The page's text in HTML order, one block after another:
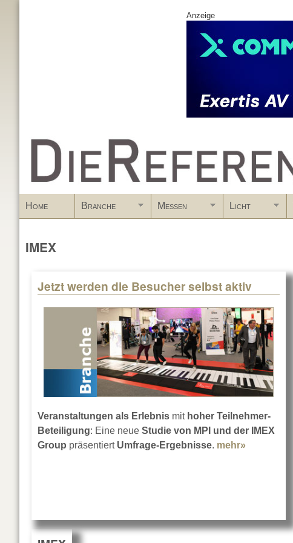
Anzeige
www.DieReferenz.de
Home Branche Messen Licht
IMEX
Jetzt werden die Besucher selbst aktiv
Veranstaltungen als Erlebnis mit hoher Teilnehmer-
Beteiligung: Eine neue Studie von MPI und der IMEX
Group präsentiert Umfrage-Ergebnisse. mehr»